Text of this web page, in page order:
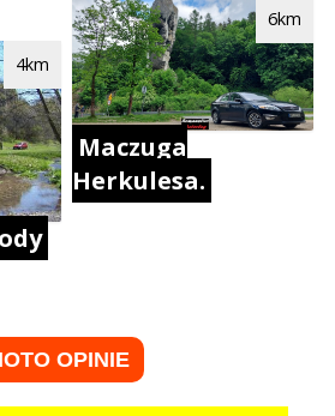
4km
Maczuga
Herkulesa.
6km
OPINIE